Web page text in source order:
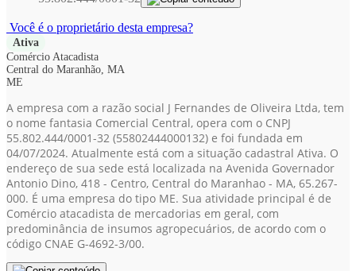
Você é o proprietário desta empresa?
Ativa
Comércio Atacadista
Central do Maranhão, MA
ME
A empresa com a razão social J Fernandes de Oliveira Ltda, tem
o nome fantasia Comercial Central, opera com o CNPJ
55.802.444/0001-32 (55802444000132) e foi fundada em
04/07/2024. Atualmente está com a situação cadastral Ativa. O
endereço de sua sede está localizada na Avenida Governador
Antonio Dino, 418 - Centro, Central do Maranhao - MA, 65.267-
000. É uma empresa do tipo ME. Sua atividade principal é de
Comércio atacadista de mercadorias em geral, com
predominância de insumos agropecuários, de acordo com o
código CNAE G-4692-3/00.